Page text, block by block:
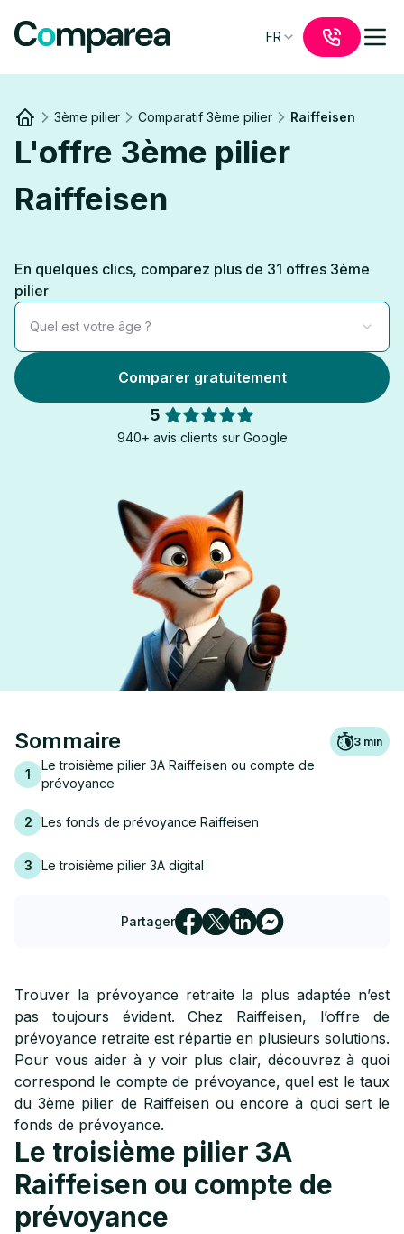
FR
3ème pilier Comparatif 3ème pilier Raiffeisen
L'offre 3ème pilier
Raiffeisen
En quelques clics, comparez plus de 31 offres 3ème
pilier
Quel est votre âge ?
Comparer gratuitement
5
940+ avis clients sur Google
Sommaire 3 min
1
Le troisième pilier 3A Raiffeisen ou compte de
prévoyance
2 Les fonds de prévoyance Raiffeisen
3 Le troisième pilier 3A digital
Partager
Trouver la prévoyance retraite la plus adaptée n’est
pas toujours évident. Chez Raiffeisen, l’offre de
prévoyance retraite est répartie en plusieurs solutions.
Pour vous aider à y voir plus clair, découvrez à quoi
correspond le compte de prévoyance, quel est le taux
du 3ème pilier de Raiffeisen ou encore à quoi sert le
fonds de prévoyance.
Le troisième pilier 3A
Raiffeisen ou compte de
prévoyance